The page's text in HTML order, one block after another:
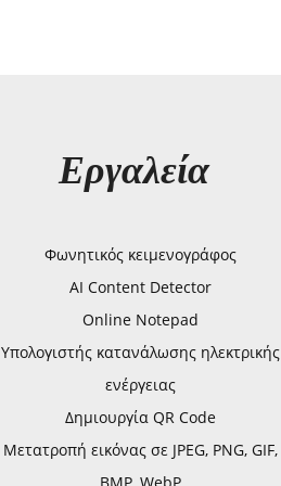
Εργαλεία
Φωνητικός κειμενογράφος
AI Content Detector
Online Notepad
Υπολογιστής κατανάλωσης ηλεκτρικής
ενέργειας
Δημιουργία QR Code
Μετατροπή εικόνας σε JPEG, PNG, GIF,